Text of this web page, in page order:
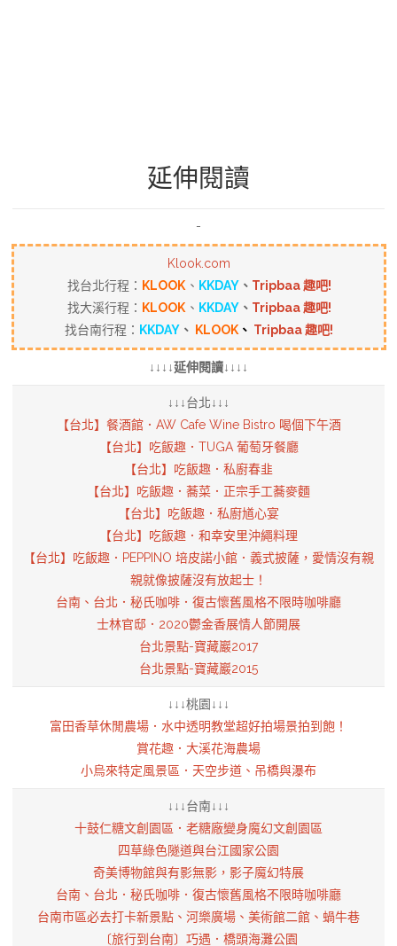
延伸閱讀
-
Klook.com
找台北行程： KLOOK 、 KKDAY、 Tripbaa 趣吧!
找大溪行程： KLOOK 、 KKDAY、 Tripbaa 趣吧!
找台南行程： KKDAY 、 KLOOK 、 Tripbaa 趣吧!
↓↓↓↓延伸閱讀↓↓↓↓
↓↓↓台北↓↓↓
【台北】餐酒館．AW Cafe Wine Bistro 喝個下午酒
【台北】吃飯趣．TUGA 葡萄牙餐廳
【台北】吃飯趣．私廚春韭
【台北】吃飯趣．蕎菜．正宗手工蕎麥麵
【台北】吃飯趣．私廚馗心宴
【台北】吃飯趣．和幸安里沖繩料理
【台北】吃飯趣．PEPPINO 培皮諾小館．義式披薩，愛情沒有親
親就像披薩沒有放起士！
台南、台北．秘氏咖啡．復古懷舊風格不限時咖啡廳
士林官邸．2020鬱金香展情人節開展
台北景點-寶藏巖2017
台北景點-寶藏巖2015
↓↓↓桃園↓↓↓
富田香草休閒農場．水中透明教堂超好拍場景拍到飽！
賞花趣．大溪花海農場
小烏來特定風景區．天空步道、吊橋與瀑布
↓↓↓台南↓↓↓
十鼓仁糖文創園區．老糖廠變身魔幻文創園區
四草綠色隧道與台江國家公園
奇美博物館與有影無影，影子魔幻特展
台南、台北．秘氏咖啡．復古懷舊風格不限時咖啡廳
台南市區必去打卡新景點、河樂廣場、美術館二館、蝸牛巷
〔旅行到台南〕巧遇．橋頭海灘公園